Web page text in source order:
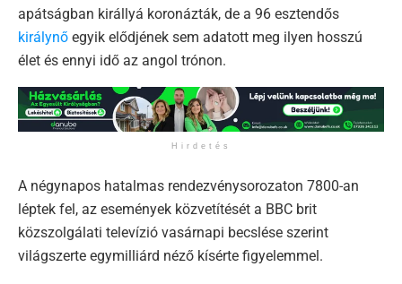
apátságban királlyá koronázták, de a 96 esztendős
királynő egyik elődjének sem adatott meg ilyen hosszú
élet és ennyi idő az angol trónon.
Hirdetés
A négynapos hatalmas rendezvénysorozaton 7800-an
léptek fel, az események közvetítését a BBC brit
közszolgálati televízió vasárnapi becslése szerint
világszerte egymilliárd néző kísérte figyelemmel.